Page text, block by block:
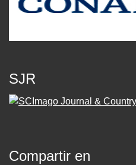
SJR
Compartir en